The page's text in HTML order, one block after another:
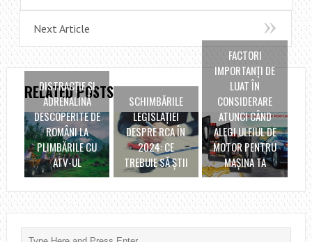
Next Article
RELATED POSTS
DISTRACŢIE ŞI
ADRENALINĂ
DESCOPERITE DE
ROMÂNI LA
PLIMBĂRILE CU
ATV-UL
SCHIMBĂRILE
LEGISLAȚIEI
DESPRE RCA ÎN
2024: CE
TREBUIE SĂ ȘTII
FACTORI
IMPORTANȚI DE
LUAT ÎN
CONSIDERARE
ATUNCI CÂND
ALEGI ULEIUL DE
MOTOR PENTRU
MAȘINA TA